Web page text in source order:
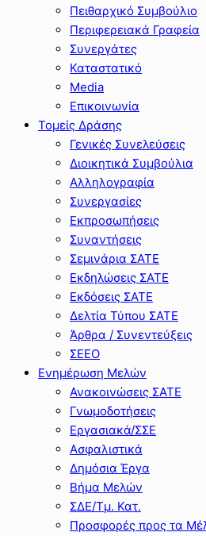
Πειθαρχικό Συμβούλιο
Περιφερειακά Γραφεία
Συνεργάτες
Καταστατικό
Media
Επικοινωνία
Τομείς Δράσης
Γενικές Συνελεύσεις
Διοικητικά Συμβούλια
Αλληλογραφία
Συνεργασίες
Εκπροσωπήσεις
Συναντήσεις
Σεμινάρια ΣΑΤΕ
Εκδηλώσεις ΣΑΤΕ
Εκδόσεις ΣΑΤΕ
Δελτία Τύπου ΣΑΤΕ
Άρθρα / Συνεντεύξεις
ΣΕΕΟ
Ενημέρωση Μελών
Ανακοινώσεις ΣΑΤΕ
Γνωμοδοτήσεις
Εργασιακά/ΣΣΕ
Ασφαλιστικά
Δημόσια Έργα
Βήμα Μελών
ΣΔΕ/Τμ. Κατ.
Προσφορές προς τα